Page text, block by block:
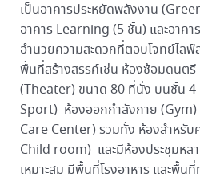
เป็นอาคารประหยัดพลังงาน
อาคาร Learning (5 ชั้น) และอาค
อำนวยความสะดวกที่ตอบโจทย์ไล
พื้นที่สร้างสรรค์เช่น ห้องซ้อมดนตรี
(Theater) ขนาด 80 ที่นั่ง บนชั้น
Sport) ห้องออกกำลังกาย
Care Center) รวมทั้ง ห้องสำหรั
Child room) และมีห้องประชุมหล
เหมาะสม มีพื้นที่โรงอาหาร และพื้น